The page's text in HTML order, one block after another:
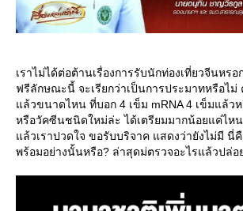
เราไม่ได้ต่อต้านเรื่องการรับนักท่องเที่ยวจีนห
ฟรีลักษณะนี้ จะเรียกว่าเป็นการประมาทหรือไ
ล้วขนาดไหน ที่บอก 4 เข็ม mRNA 4 เข็มแล้วห
หรือวัคซีนชนิดใหม่ล่ะ ได้เตรียมมากน้อยแค่ไห
ล้วเราปวดใจ ขอรับบริจาค แสดงว่ายังไม่มี นี่คื
พร้อมอย่างนั้นหรือ? ล่าสุดม่ตรวจอะไรแล้วปล่อ